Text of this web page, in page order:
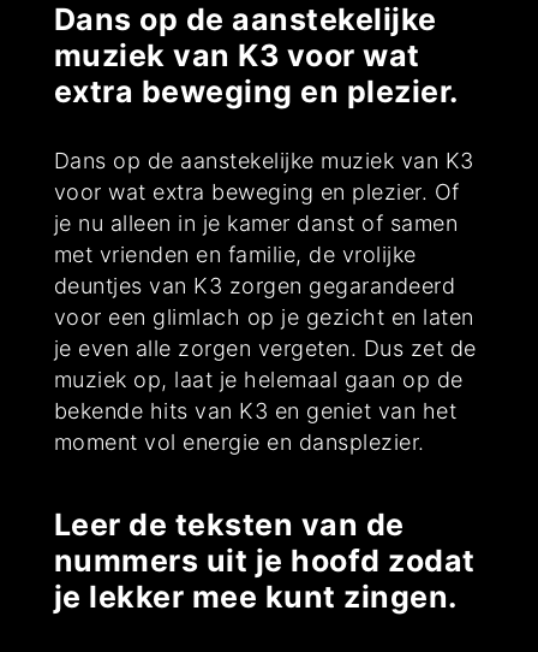
Dans op de aanstekelijke
muziek van K3 voor wat
extra beweging en plezier.
Dans op de aanstekelijke muziek van K3
voor wat extra beweging en plezier. Of
je nu alleen in je kamer danst of samen
met vrienden en familie, de vrolijke
deuntjes van K3 zorgen gegarandeerd
voor een glimlach op je gezicht en laten
je even alle zorgen vergeten. Dus zet de
muziek op, laat je helemaal gaan op de
bekende hits van K3 en geniet van het
moment vol energie en dansplezier.
Leer de teksten van de
nummers uit je hoofd zodat
je lekker mee kunt zingen.